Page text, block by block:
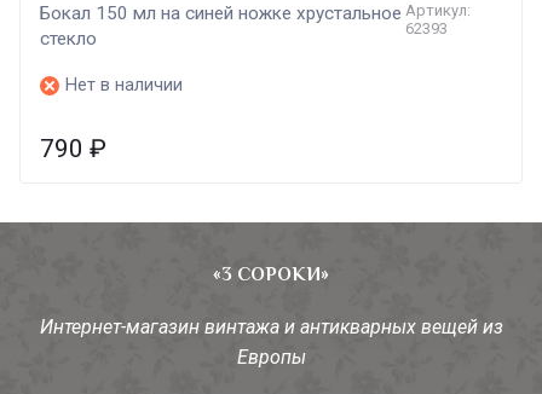
Бокал 150 мл на синей ножке хрустальное
стекло
Артикул:
62393
Нет в наличии
790 ₽
«3 СОРОКИ»
Интернет-магазин винтажа и антикварных вещей из
Европы